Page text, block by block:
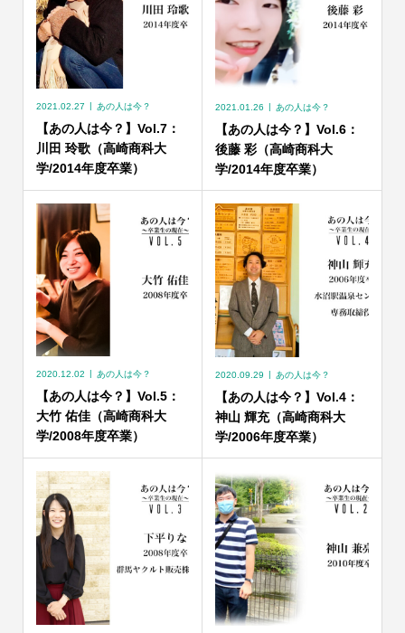
2021.02.27 あの人は今？
【あの人は今？】Vol.7：
川田 玲歌（高崎商科大
学/2014年度卒業）
2021.01.26 あの人は今？
【あの人は今？】Vol.6：
後藤 彩（高崎商科大
学/2014年度卒業）
2020.12.02 あの人は今？
【あの人は今？】Vol.5：
大竹 佑佳（高崎商科大
学/2008年度卒業）
2020.09.29 あの人は今？
【あの人は今？】Vol.4：
神山 輝充（高崎商科大
学/2006年度卒業）